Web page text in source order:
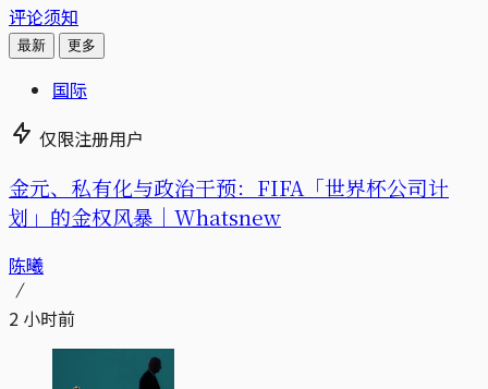
评论须知
最新 更多
国际
仅限注册用户
金元、私有化与政治干预：FIFA「世界杯公司计
划」的金权风暴｜Whatsnew
陈曦
2 小时前